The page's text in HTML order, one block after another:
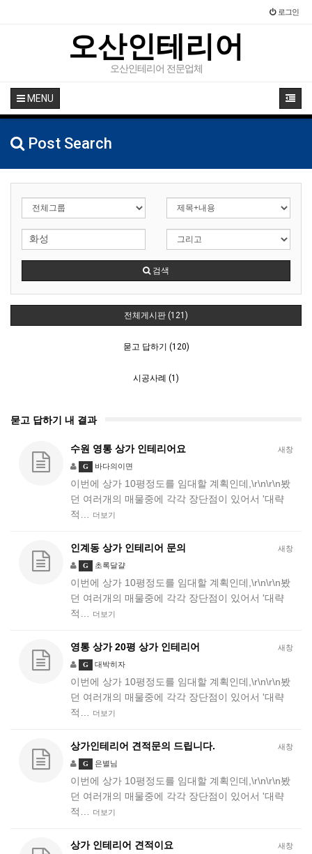
로그인
오산인테리어
오산인테리어 전문업체
MENU
Post Search
검색
전체게시판 (121)
묻고 답하기 (120)
시공사례 (1)
묻고 답하기 내 결과
새창
수원 영통 상가 인테리어요
G 바다의이면
이번에 상가 10평정도를 임대할 계획인데,\r\n\r\n봤
던 여러개의 매물중에 각각 장단점이 있어서 '대략
적…
더보기
새창
인계동 상가 인테리어 문의
G 초록달걀
이번에 상가 10평정도를 임대할 계획인데,\r\n\r\n봤
던 여러개의 매물중에 각각 장단점이 있어서 '대략
적…
더보기
새창
영통 상가 20평 상가 인테리어
G 대박히자
이번에 상가 10평정도를 임대할 계획인데,\r\n\r\n봤
던 여러개의 매물중에 각각 장단점이 있어서 '대략
적…
더보기
새창
상가인테리어 견적문의 드립니다.
G 은별님
이번에 상가 10평정도를 임대할 계획인데,\r\n\r\n봤
던 여러개의 매물중에 각각 장단점이 있어서 '대략
적…
더보기
새창
상가 인테리어 견적이요